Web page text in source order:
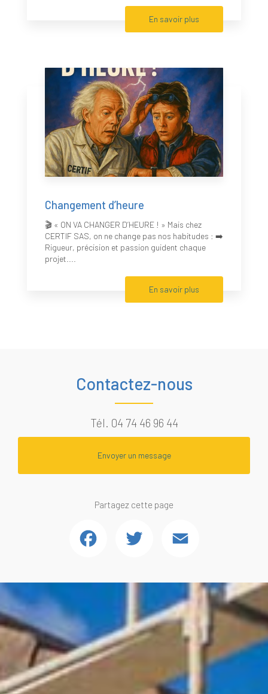
En savoir plus
Changement d’heure
🎬 « ON VA CHANGER D’HEURE ! » Mais chez
CERTIF SAS, on ne change pas nos habitudes : ➡️
Rigueur, précision et passion guident chaque
projet....
En savoir plus
Contactez-nous
Tél. 04 74 46 96 44
Envoyer un message
Partagez cette page